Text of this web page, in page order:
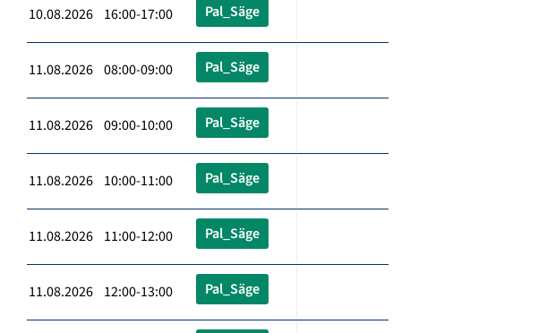
10.08.2026 16:00-17:00 Pal_Säge
11.08.2026 08:00-09:00 Pal_Säge
11.08.2026 09:00-10:00 Pal_Säge
11.08.2026 10:00-11:00 Pal_Säge
11.08.2026 11:00-12:00 Pal_Säge
11.08.2026 12:00-13:00 Pal_Säge